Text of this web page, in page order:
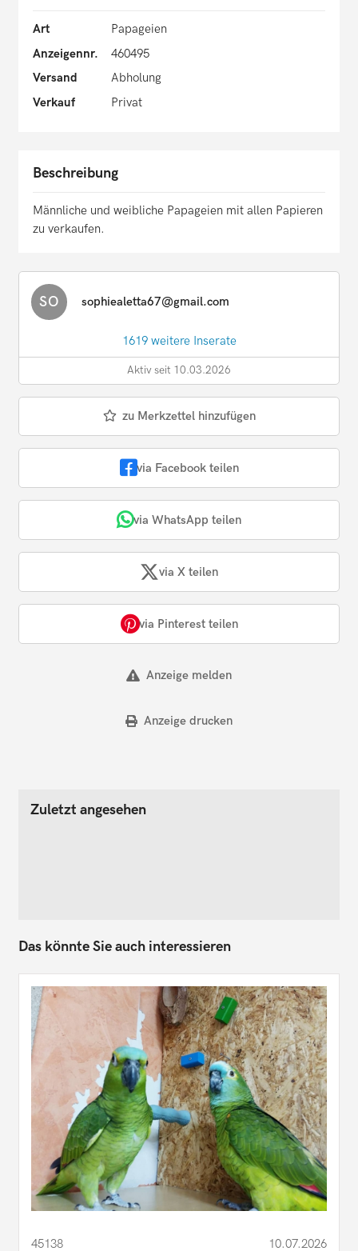
Art
Papageien
Anzeigennr.
460495
Versand
Abholung
Verkauf
Privat
Beschreibung
Männliche und weibliche Papageien mit allen Papieren
zu verkaufen.
SO sophiealetta67@gmail.com
1619 weitere Inserate
Aktiv seit 10.03.2026
zu Merkzettel hinzufügen
via Facebook teilen
via WhatsApp teilen
via X teilen
via Pinterest teilen
Anzeige melden
Anzeige drucken
Zuletzt angesehen
Das könnte Sie auch interessieren
45138 10.07.2026